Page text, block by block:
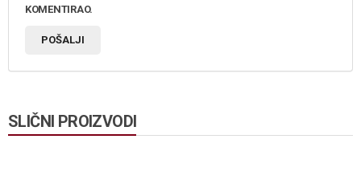
KOMENTIRAO.
SLIČNI PROIZVODI